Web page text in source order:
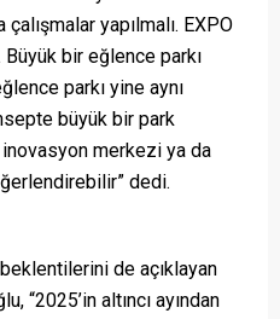
yapılmalı. EXPO
bir eğlence parkı
parkı yine aynı
büyük bir park
inovasyon merkezi ya da
dedi.
de açıklayan
“2025’in altıncı ayından